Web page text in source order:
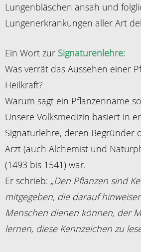
Lungenbläschen ansah und
Lungenerkrankungen aller Art
Ein Wort zur Signaturenlehre:
Was verrät das Aussehen einer
Heilkraft?
Warum sagt ein Pflanzenname
Unsere Volksmedizin basiert in
Signaturlehre, deren Begründer
Arzt (auch Alchemist und
(1493 bis 1541) war.
Er schrieb: „Den Pflanzen sind
mitgegeben, die darauf
Menschen dienen können, der
lernen, diese Kennzeichen zu